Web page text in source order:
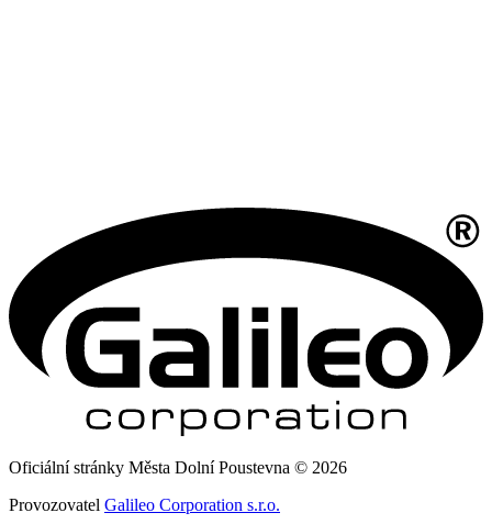
Oficiální stránky Města Dolní Poustevna © 2026
Provozovatel Galileo Corporation s.r.o.